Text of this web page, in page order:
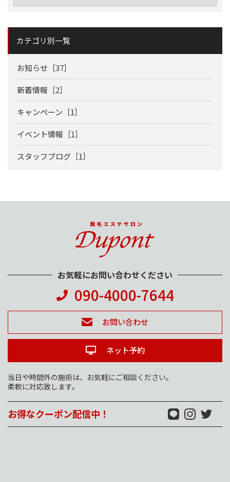
カテゴリ別一覧
お知らせ［37］
新着情報［2］
キャンペーン［1］
イベント情報［1］
スタッフブログ［1］
お気軽にお問い合わせください
090-4000-7644
お問い合わせ
ネット予約
当日や時間外の施術は、お気軽にご相談ください。
柔軟に対応致します。
お得なクーポン配信中！